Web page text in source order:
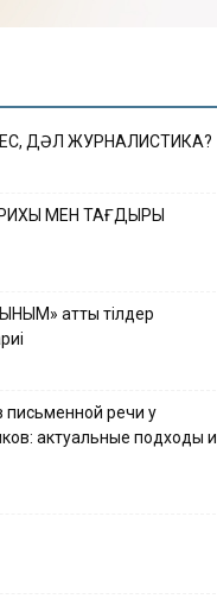
ДӘЛ ЖУРНАЛИСТИКА?
МЕН ТАҒДЫРЫ
атты тілдер
письменной речи у
актуальные подходы и